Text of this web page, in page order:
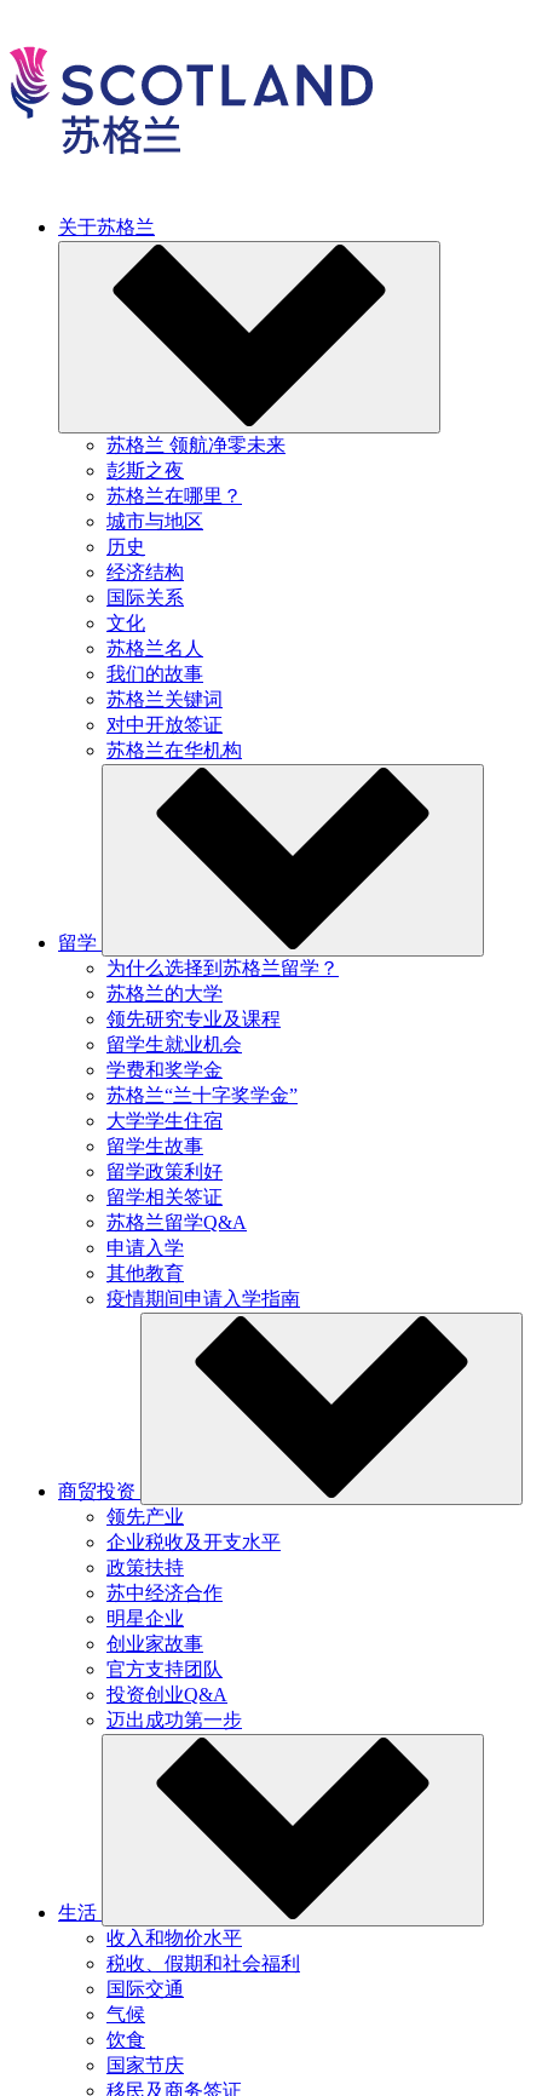
关于苏格兰
苏格兰 领航净零未来
彭斯之夜
苏格兰在哪里？
城市与地区
历史
经济结构
国际关系
文化
苏格兰名人
我们的故事
苏格兰关键词
对中开放签证
苏格兰在华机构
留学
为什么选择到苏格兰留学？
苏格兰的大学
领先研究专业及课程
留学生就业机会
学费和奖学金
苏格兰“兰十字奖学金”
大学学生住宿
留学生故事
留学政策利好
留学相关签证
苏格兰留学Q&A
申请入学
其他教育
疫情期间申请入学指南
商贸投资
领先产业
企业税收及开支水平
政策扶持
苏中经济合作
明星企业
创业家故事
官方支持团队
投资创业Q&A
迈出成功第一步
生活
收入和物价水平
税收、假期和社会福利
国际交通
气候
饮食
国家节庆
移民及商务签证